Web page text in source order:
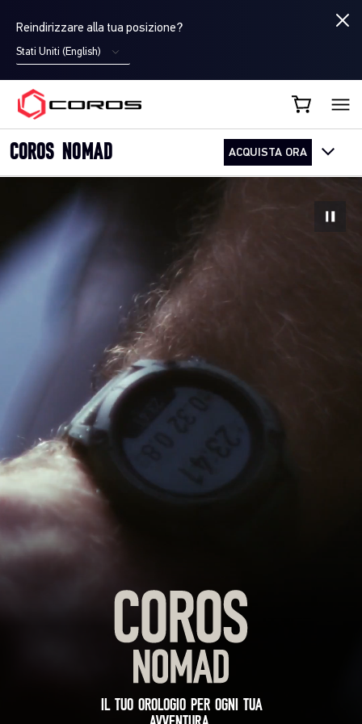
Reindirizzare alla tua posizione?
Stati Uniti (English)
COROS IT
COROS NOMAD ACQUISTA ORA
IL TUO OROLOGIO PER OGNI TUA